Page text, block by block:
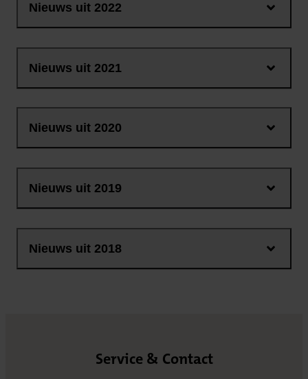
Nieuws uit 2022
Nieuws uit 2021
Nieuws uit 2020
Nieuws uit 2019
Nieuws uit 2018
Service & Contact